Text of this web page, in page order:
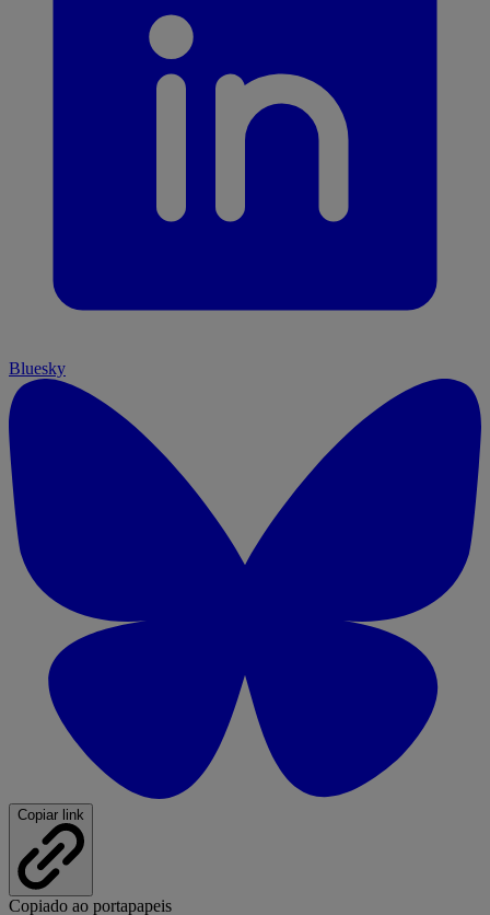
Bluesky
Copiar link
Copiado ao portapapeis